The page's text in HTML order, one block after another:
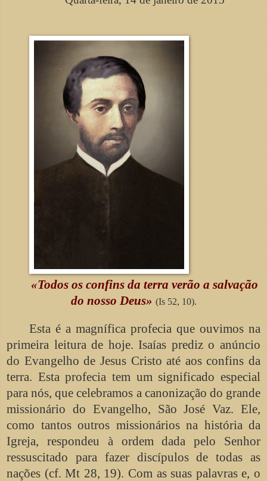
«Todos os confins da terra verão a salvação
do nosso Deus» (Is 52, 10).
Esta é a magnífica profecia que ouvimos na
primeira leitura de hoje. Isaías prediz o anúncio
do Evangelho de Jesus Cristo até aos confins da
terra. Esta profecia tem um significado especial
para nós, que celebramos a canonização do grande
missionário do Evangelho, São José Vaz. Ele,
como tantos outros missionários na história da
Igreja, respondeu à ordem dada pelo Senhor
ressuscitado para fazer discípulos de todas as
nações (cf. Mt 28, 19). Com as suas palavras e, o